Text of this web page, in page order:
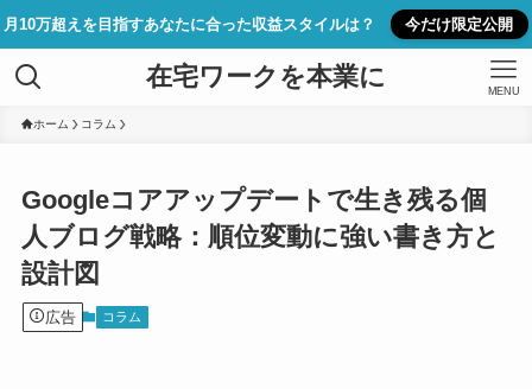
月10万超えを目指すあなたに合った収益スタイルは？ 今だけ限定公開
在宅ワークを本業に MENU
ホーム コラム
Googleコアアップデートで生き残る個
人ブログ戦略：順位変動に強い書き方と
設計図
広告 コラム